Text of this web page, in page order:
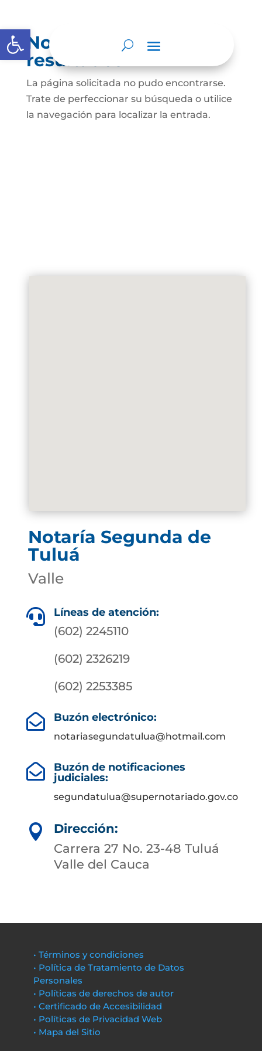
Abrir barra de herramientas
No se encontraron
resultados
La página solicitada no pudo encontrarse.
Trate de perfeccionar su búsqueda o utilice
la navegación para localizar la entrada.
Notaría Segunda de
Tuluá
Valle
 Líneas de atención:
(602) 2245110
(602) 2326219
(602) 2253385
 Buzón electrónico:
notariasegundatulua@hotmail.com

Buzón de notificaciones
judiciales:
segundatulua@supernotariado.gov.co

Dirección:
Carrera 27 No. 23-48 Tuluá
Valle del Cauca
• Términos y condiciones
• Política de Tratamiento de Datos
Personales
• Políticas de derechos de autor
• Certificado de Accesibilidad
• Políticas de Privacidad Web
• Mapa del Sitio